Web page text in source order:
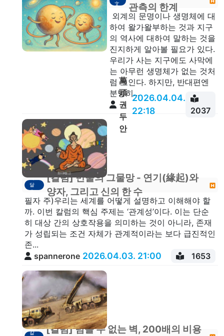
文
관측의 한계
외계의 문명이나 생명체에 대
하여 왈가왈부하는 것과 지구
의 역사에 대하여 말하는 것을
진지하게 알아볼 필요가 있다.
우리가 사는 지구에도 사막에
는 아무런 생명체가 없는 것처
럼 보인다. 하지만, 반대편엔
분명히...
萬
頭
권
두
안
2026.04.04.
22:18
2037
깨
달
음
[칼럼] 만물의 그물망 - 연기(緣起)와
양자, 그리고 신의 한 수
​필자 주)우리는 세계를 어떻게 설명하고 이해해야 할
까. ​이번 칼럼의 핵심 주제는 ‘관계성’이다. 이는 단순
히 대상 간의 상호작용을 의미하는 것이 아니라, 존재
가 성립되는 조건 자체가 관계적이라는 보다 급진적인
존...
spannerone 2026.04.03. 21:00 1653
칼
[칼럼] 넘을 수 없는 벽, 200배의 비용